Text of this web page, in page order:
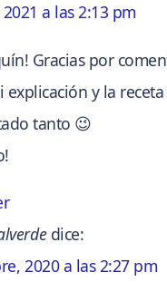
a las 2:13 pm
Gracias por
explicación y la
tanto 😉
dice:
2020 a las 2:27 pm